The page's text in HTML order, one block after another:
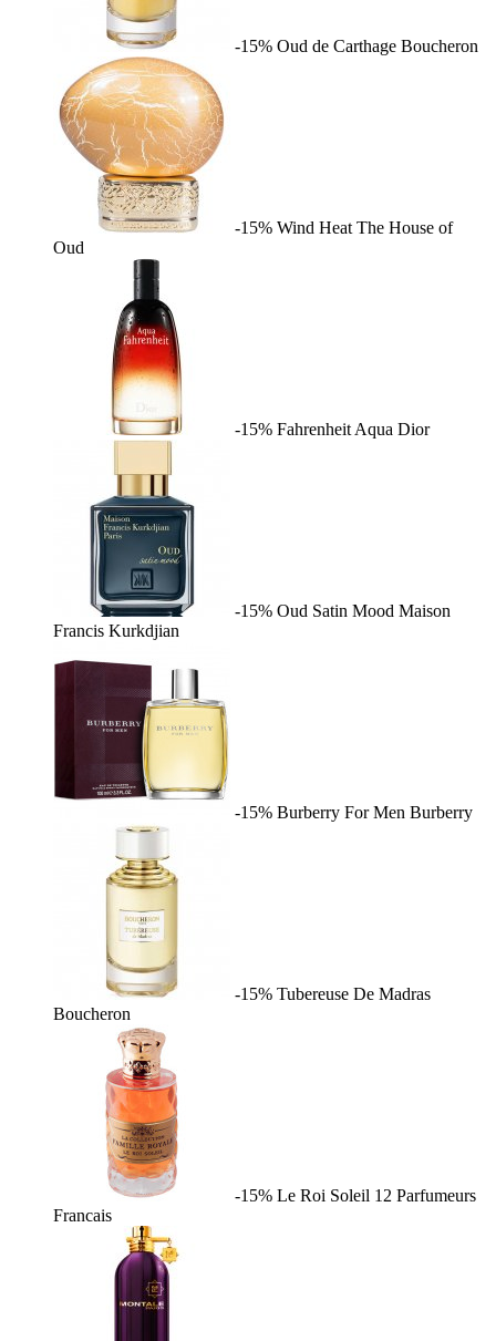
-15% Oud de Carthage Boucheron
-15% Wind Heat The House of
Oud
-15% Fahrenheit Aqua Dior
-15% Oud Satin Mood Maison
Francis Kurkdjian
-15% Burberry For Men Burberry
-15% Tubereuse De Madras
Boucheron
-15% Le Roi Soleil 12 Parfumeurs
Francais